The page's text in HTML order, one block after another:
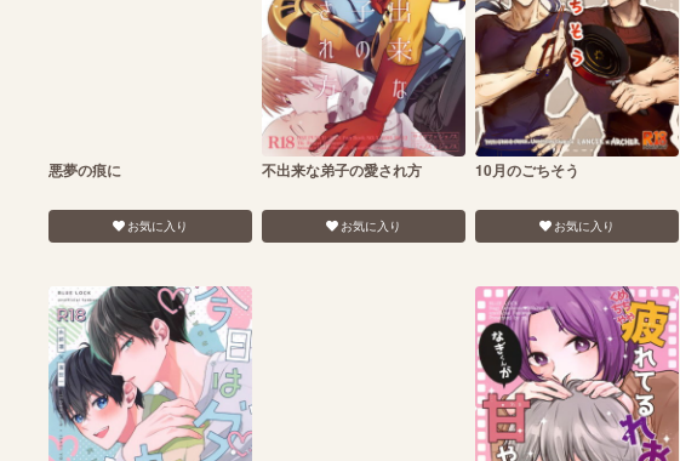
悪夢の痕に
お気に入り
不出来な弟子の愛され方
お気に入り
10月のごちそう
お気に入り